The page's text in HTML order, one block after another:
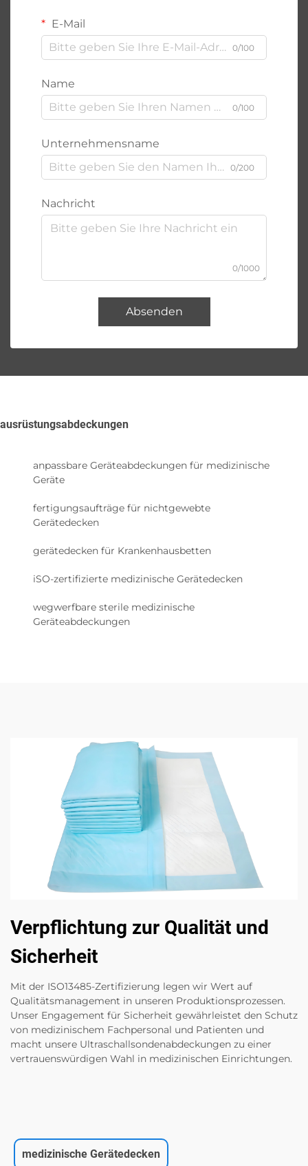
E-Mail
0/100
Name
0/100
Unternehmensname
0/200
Nachricht
0/1000
Absenden
ausrüstungsabdeckungen
anpassbare Geräteabdeckungen für medizinische
Geräte
fertigungsaufträge für nichtgewebte
Gerätedecken
gerätedecken für Krankenhausbetten
iSO-zertifizierte medizinische Gerätedecken
wegwerfbare sterile medizinische
Geräteabdeckungen
Verpflichtung zur Qualität und
Sicherheit
Mit der ISO13485-Zertifizierung legen wir Wert auf
Qualitätsmanagement in unseren Produktionsprozessen.
Unser Engagement für Sicherheit gewährleistet den Schutz
von medizinischem Fachpersonal und Patienten und
macht unsere Ultraschallsondenabdeckungen zu einer
vertrauenswürdigen Wahl in medizinischen Einrichtungen.
medizinische Gerätedecken